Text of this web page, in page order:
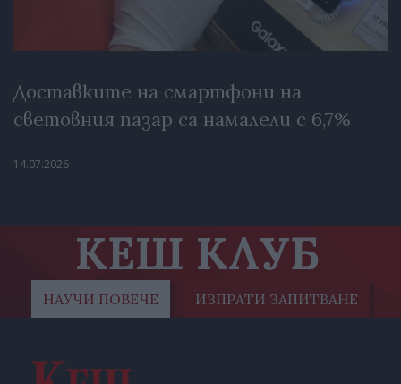
Доставките на смартфони на
световния пазар са намалели с 6,7%
14.07.2026
КЕШ КЛУБ
НАУЧИ ПОВЕЧЕ ИЗПРАТИ ЗАПИТВАНЕ